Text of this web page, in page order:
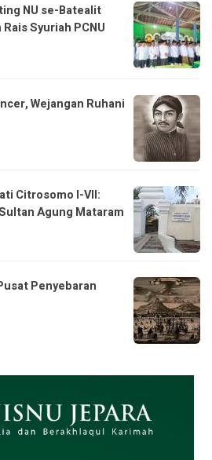
NU se-Batealit
Syuriah PCNU
Wejangan Ruhani
Citrosomo I-VII:
Agung Mataram
Penyebaran